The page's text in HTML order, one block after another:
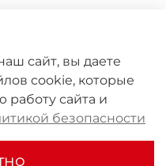
сайт, вы даете
cookie, которые
сайта и
безопасности